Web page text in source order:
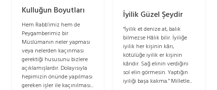
Kulluğun Boyutları
Hem Rabb’imiz hem de
Peygamberimiz bir
Müslümanın neler yapması
veya nelerden kaçınması
gerektiği hususunu bizlere
açıklamışlardır. Dolayısıyla
hepimizin önünde yapılması
gereken işler ile kaçınılması...
İyilik Güzel Şeydir
“İyilik et denize at, balık
bilmezse Hâlık bilir. İyiliğe
iyilik her kişinin kârı,
kötülüğe iyilik er kişinin
kârıdır. Sağ elinin verdiğini
sol elin görmesin. Yaptığın
iyiliği başa kakma.” Milletle...